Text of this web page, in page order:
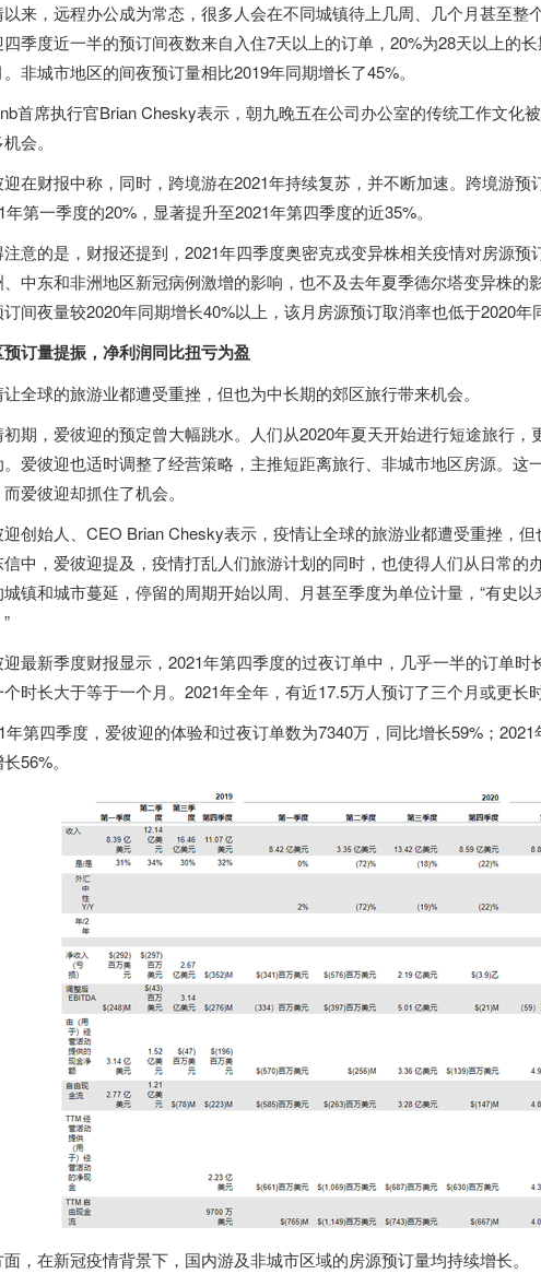
以来，远程办公成为常态，很多人会在不同城镇待上几周、几个月甚至整
季度近一半的预订间夜数来自入住7天以上的订单，20%为28天以上的
非城市地区的间夜预订量相比2019年同期增长了45%。
首席执行官Brian Chesky表示，朝九晚五在公司办公室的传统工作文化
会。
在财报中称，同时，跨境游在2021年持续复苏，并不断加速。跨境游预
年第一季度的20%，显著提升至2021年第四季度的近35%。
意的是，财报还提到，2021年四季度奥密克戎变异株相关疫情对房源
中东和非洲地区新冠病例激增的影响，也不及去年夏季德尔塔变异株的
间夜量较2020年同期增长40%以上，该月房源预订取消率也低于2020年
订量提振，净利润同比扭亏为盈
全球的旅游业都遭受重挫，但也为中长期的郊区旅行带来机会。
期，爱彼迎的预定曾大幅跳水。人们从2020年夏天开始进行短途旅行
。爱彼迎也适时调整了经营策略，主推短距离旅行、非城市地区房源。这
爱彼迎却抓住了机会。
迎创始人、CEO Brian Chesky表示，疫情让全球的旅游业都遭受重挫，
中，爱彼迎提及，疫情打乱人们旅游计划的同时，也使得人们从日常的
镇和城市蔓延，停留的周期开始以周、月甚至季度为单位计量，“有史
最新季度财报显示，2021年第四季度的过夜订单中，几乎一半的订单
时长大于等于一个月。2021年全年，有近17.5万人预订了三个月或更长
年第四季度，爱彼迎的体验和过夜订单数为7340万，同比增长59%；
56%。
，在新冠疫情背景下，国内游及非城市区域的房源预订量均持续增长。